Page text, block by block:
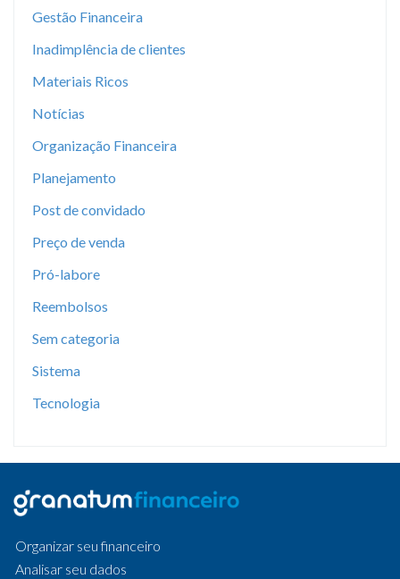
Gestão Financeira
Inadimplência de clientes
Materiais Ricos
Notícias
Organização Financeira
Planejamento
Post de convidado
Preço de venda
Pró-labore
Reembolsos
Sem categoria
Sistema
Tecnologia
Organizar seu financeiro
Analisar seu dados